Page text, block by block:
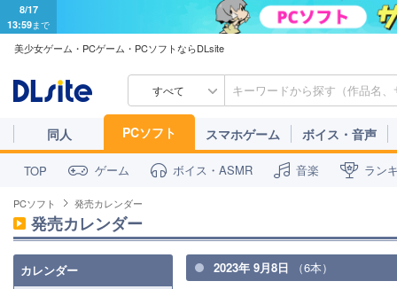
8/17
13:59まで
美少女ゲーム・PCゲーム・PCソフトならDLsite
すべて
同人 PCソフト スマホゲーム ボイス・音声
TOP ゲーム ボイス・ASMR 音楽 ラン
PCソフト 発売カレンダー
発売カレンダー
2023年 9月8日 （6本）
カレンダー